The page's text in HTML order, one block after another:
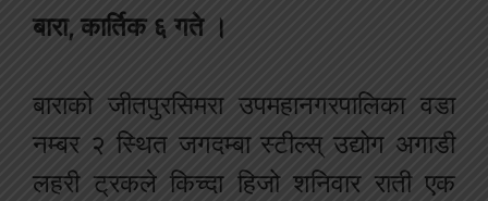
बारा, कार्तिक ६ गते ।
बाराको जीतपुरसिमरा उपमहानगरपालिका वडा
नम्बर २ स्थित जगदम्बा स्टील्स् उद्योग अगाडी
लहरी ट्रकले किच्दा हिजो शनिवार राती एक